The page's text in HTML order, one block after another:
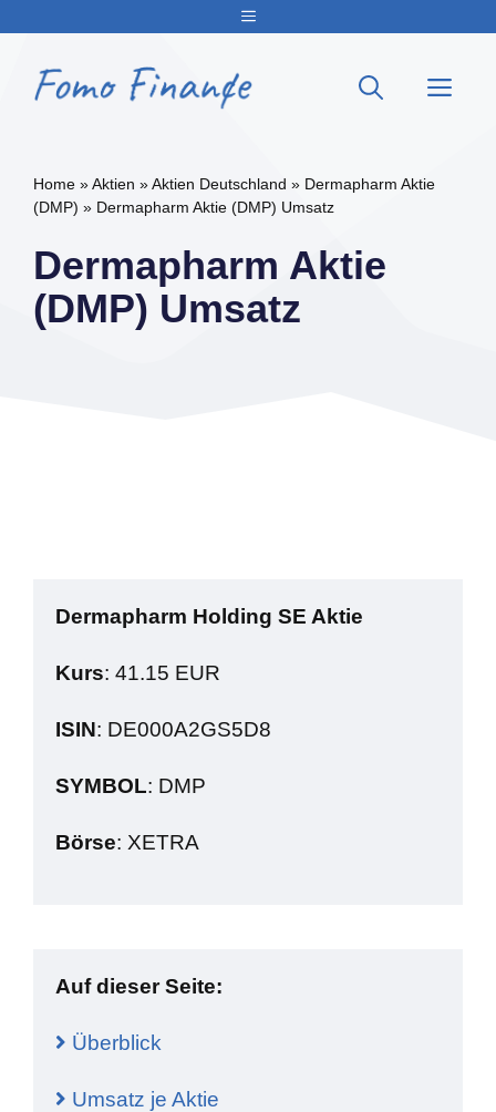
springen
Menu
Home »Aktien »Aktien Deutschland » Dermapharm Aktie
(DMP) » Dermapharm Aktie (DMP) Umsatz
Dermapharm Aktie
(DMP) Umsatz
Dermapharm Holding SE Aktie
Kurs: 41.15 EUR
ISIN: DE000A2GS5D8
SYMBOL: DMP
Börse: XETRA
Auf dieser Seite:
Überblick
Umsatz je Aktie